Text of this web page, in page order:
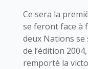
Ce sera la
se feront face à
deux Nations
de l’édition
remporté la